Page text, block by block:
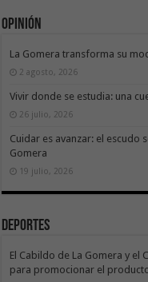
Opinión
La Gomera transforma su
2 agosto, 2026
Vivir donde se estudia: una
26 julio, 2026
Cuidar es avanzar: el escudo
Gomera
19 julio, 2026
Deportes
El Cabildo de La Gomera y el
para promocionar el